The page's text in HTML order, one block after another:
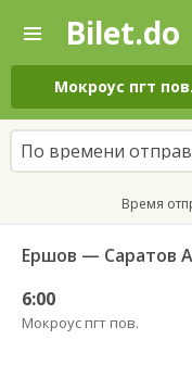
—
Поиск
и
покупка
билетов
на
автобус
онлайн
Bilet.do
Мокроус пгт пов.
По времени
Время
Ершов — Саратов
6:00
Мокроус пгт пов.